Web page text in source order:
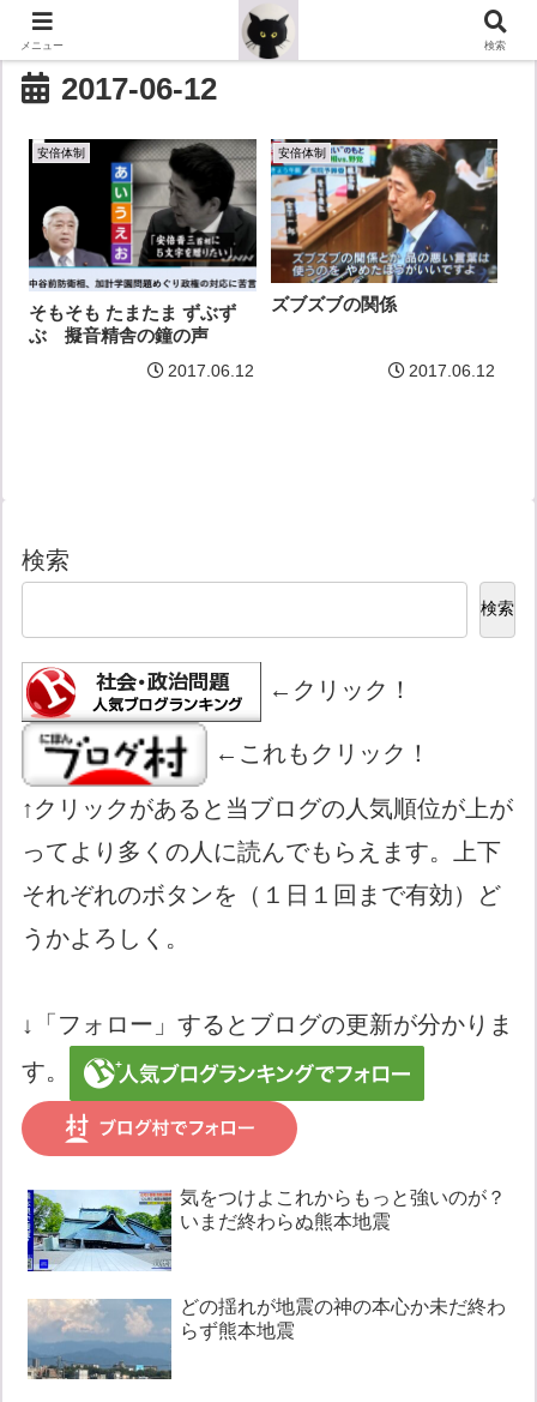
2017-06-12
安倍体制
そもそも たまたま ずぶず
ぶ 擬音精舎の鐘の声
2017.06.12
安倍体制
ズブズブの関係
2017.06.12
検索
検索
←クリック！
←これもクリック！
↑クリックがあると当ブログの人気順位が上が
ってより多くの人に読んでもらえます。上下
それぞれのボタンを（１日１回まで有効）ど
うかよろしく。
↓「フォロー」するとブログの更新が分かりま
す。
気をつけよこれからもっと強いのが？
いまだ終わらぬ熊本地震
どの揺れが地震の神の本心か未だ終わ
らず熊本地震
メニュー 検索